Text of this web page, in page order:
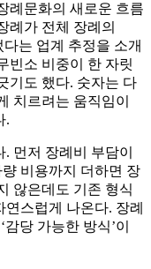
례문화의 새로운 흐름
례가 전체 장례의
는 업계 추정을 소개
빈소 비중이 한 자릿
기도 했다. 숫자는 다
치르려는 움직임이
.
먼저 장례비 부담이
비용까지 더하면 장
않은데도 기존 형식
스럽게 나온다. 장례
당 가능한 방식’이